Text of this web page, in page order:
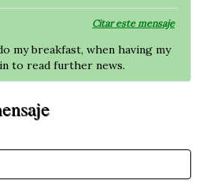
Citar este mensaje
my breakfast, when having my
to read further news.